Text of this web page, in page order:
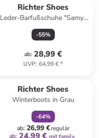
Richter Shoes
Leder-Barfußschuhe "Samy"
in Hellblau
-55%
ab: 28,99 €
UVP: 64,99 €*
Richter Shoes
Winterboots in Grau
-64%
ab: 26,99 €regulär
ab: